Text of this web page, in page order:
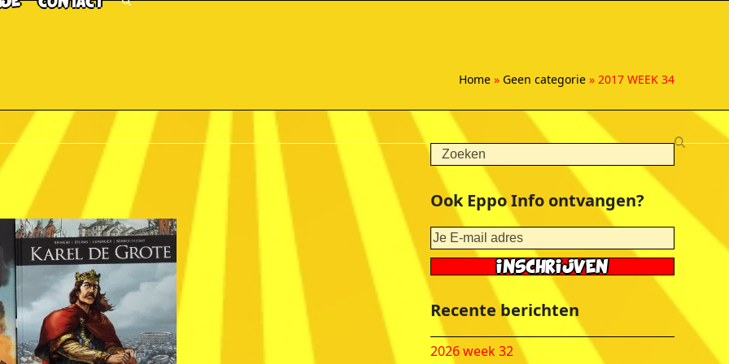
Home» Geen categorie» 2017 WEEK 34
Search
Ook Eppo Info ontvangen?
Recente berichten
2026 week 32